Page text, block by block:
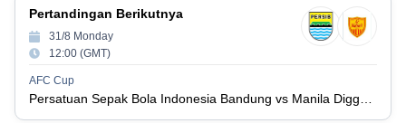
1
1
2
17
3
1
4
Pertandingan Berikutnya
31/8 Monday
12:00 (GMT)
AFC Cup
Persatuan Sepak Bola Indonesia Bandung vs Manila Digger FC